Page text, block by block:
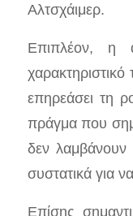
Αλτσχάιμερ.
Επιπλέον, η
επηρεάσει τη
πράγμα που
δεν λαμβάνουν
συστατικά για
Επίσης